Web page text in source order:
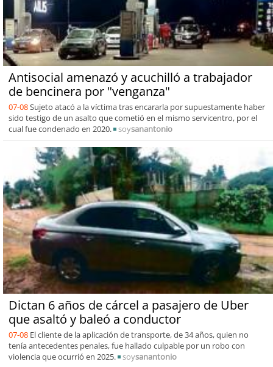
Antisocial amenazó y acuchilló a trabajador
de bencinera por "venganza"
07-08Sujeto atacó a la víctima tras encararla por supuestamente haber
sido testigo de un asalto que cometió en el mismo servicentro, por el
cual fue condenado en 2020.
soysanantonio
Dictan 6 años de cárcel a pasajero de Uber
que asaltó y baleó a conductor
07-08 El cliente de la aplicación de transporte, de 34 años, quien no
tenía antecedentes penales, fue hallado culpable por un robo con
violencia que ocurrió en 2025.
soysanantonio